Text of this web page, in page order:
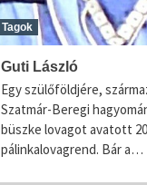
Tagok
Guti László
Egy szülőföldjére,
Szatmár-Beregi
büszke lovagot avatott
pálinkalovagrend. Bár a…